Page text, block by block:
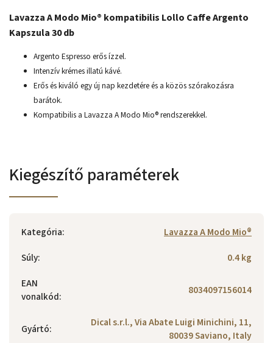
Lavazza A Modo Mio® kompatibilis Lollo Caffe Argento
Kapszula 30 db
Argento Espresso erős ízzel.
Intenzív krémes illatú kávé.
Erős és kiváló egy új nap kezdetére és a közös szórakozásra
barátok.
Kompatibilis a Lavazza A Modo Mio® rendszerekkel.
Kiegészítő paraméterek
Kategória:
Lavazza A Modo Mio®
Súly:
0.4 kg
EAN
vonalkód: 8034097156014
Gyártó:
Dical s.r.l., Via Abate Luigi Minichini, 11,
80039 Saviano, Italy